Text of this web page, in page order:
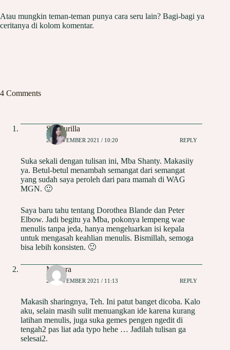
Atau mungkin teman-teman punya cara seru lain? Bagi-bagi ya
ceritanya di kolom komentar.
4 Comments
Sri Nurilla
21 NOVEMBER 2021 / 10:20 REPLY
Suka sekali dengan tulisan ini, Mba Shanty. Makasiiy
ya. Betul-betul menambah semangat dari semangat
yang sudah saya peroleh dari para mamah di WAG
MGN. 🙂
Saya baru tahu tentang Dorothea Blande dan Peter
Elbow. Jadi begitu ya Mba, pokonya lempeng wae
menulis tanpa jeda, hanya mengeluarkan isi kepala
untuk mengasah keahlian menulis. Bismillah, semoga
bisa lebih konsisten. 🙂
Mutiara
21 NOVEMBER 2021 / 11:13 REPLY
Makasih sharingnya, Teh. Ini patut banget dicoba. Kalo
aku, selain masih sulit menuangkan ide karena kurang
latihan menulis, juga suka gemes pengen ngedit di
tengah2 pas liat ada typo hehe … Jadilah tulisan ga
selesai2.